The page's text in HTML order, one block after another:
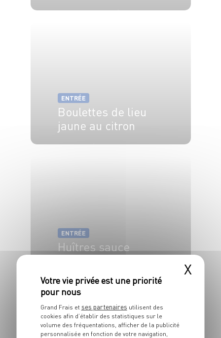
ENTRÉE
Boulettes de lieu
jaune au citron
ENTRÉE
Huîtres sauce
4 pers. 5 min
X
Grand Frais et ses partenaires utilisent des
cookies afin d’établir des statistiques sur le
volume des fréquentations, afficher de la publicité
personnalisée en fonction de votre navigation,